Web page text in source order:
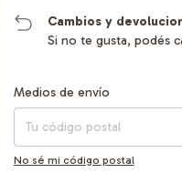
Cambios y
Si no te gusta, podés
Entregas para el CP:
Medios de envío
No sé mi código postal